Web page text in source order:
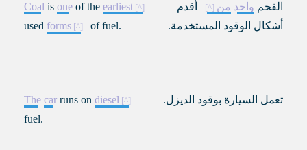
الفحم واحد من
أقدم
أشكال الوقود المستخدمة.
Coal is one of the earliest
used forms of fuel.
تعمل السيارة بوقود الديزل. The car runs on diesel
fuel.